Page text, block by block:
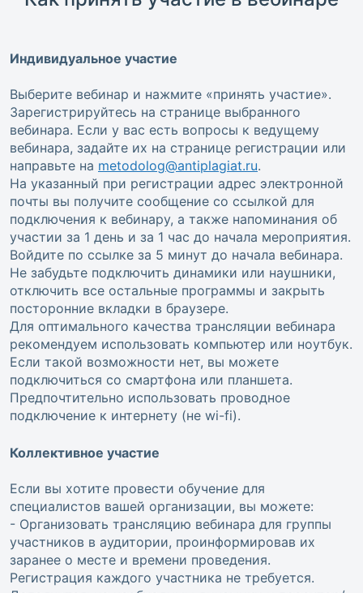
Индивидуальное участие
Выберите вебинар и нажмите «принять участие».
Зарегистрируйтесь на странице выбранного
вебинара. Если у вас есть вопросы к ведущему
вебинара, задайте их на странице регистрации или
направьте на metodolog@antiplagiat.ru.
На указанный при регистрации адрес электронной
почты вы получите сообщение со ссылкой для
подключения к вебинару, а также напоминания об
участии за 1 день и за 1 час до начала мероприятия.
Войдите по ссылке за 5 минут до начала вебинара.
Не забудьте подключить динамики или наушники,
отключить все остальные программы и закрыть
посторонние вкладки в браузере.
Для оптимального качества трансляции вебинара
рекомендуем использовать компьютер или ноутбук.
Если такой возможности нет, вы можете
подключиться со смартфона или планшета.
Предпочтительно использовать проводное
подключение к интернету (не wi-fi).
Коллективное участие
Если вы хотите провести обучение для
специалистов вашей организации, вы можете:
- Организовать трансляцию вебинара для группы
участников в аудитории, проинформировав их
заранее о месте и времени проведения.
Регистрация каждого участника не требуется.